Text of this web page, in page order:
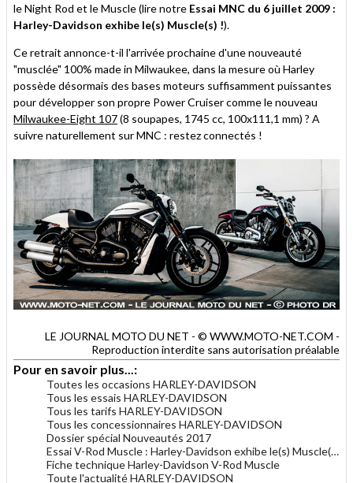
le Night Rod et le Muscle (lire notre Essai MNC du 6 juillet 2009 :
Harley-Davidson exhibe le(s) Muscle(s) !).
Ce retrait annonce-t-il l'arrivée prochaine d'une nouveauté
"musclée" 100% made in Milwaukee, dans la mesure où Harley
possède désormais des bases moteurs suffisamment puissantes
pour développer son propre Power Cruiser comme le nouveau
Milwaukee-Eight 107(8 soupapes, 1745 cc, 100x111,1 mm) ? A
suivre naturellement sur MNC : restez connectés !
LE JOURNAL MOTO DU NET - © WWW.MOTO-NET.COM -
Reproduction interdite sans autorisation préalable
Pour en savoir plus...:
Toutes les occasions HARLEY-DAVIDSON
Tous les essais HARLEY-DAVIDSON
Tous les tarifs HARLEY-DAVIDSON
Tous les concessionnaires HARLEY-DAVIDSON
Dossier spécial Nouveautés 2017
Essai V-Rod Muscle : Harley-Davidson exhibe le(s) Muscle(s) !
Fiche technique Harley-Davidson V-Rod Muscle
Toute l'actualité HARLEY-DAVIDSON